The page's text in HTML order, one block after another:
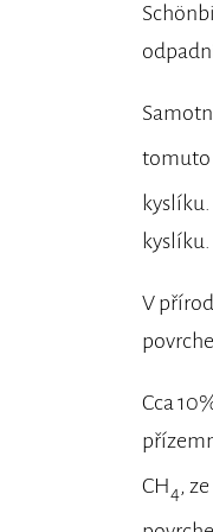
tomuto
kyslíku.
V
Cca
CH4,